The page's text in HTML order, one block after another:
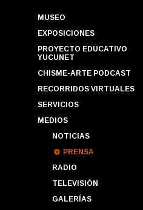
MUSEO
EXPOSICIONES
PROYECTO EDUCATIVO
YUCUNET
CHISME-ARTE PODCAST
RECORRIDOS VIRTUALES
SERVICIOS
MEDIOS
NOTICIAS
PRENSA
RADIO
TELEVISIÓN
GALERÍAS